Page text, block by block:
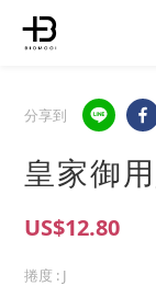
分享到
皇家御
US$12.80
捲度 : J